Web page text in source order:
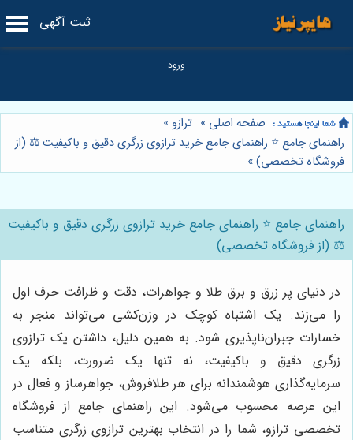
ثبت آگهی
صفحه اصلی » ترازو »
راهنمای جامع ⭐️ راهنمای جامع خرید ترازوی زرگری دقیق و باکیفیت ⚖️ (از
فروشگاه تخصصی)»
راهنمای جامع ⭐️ راهنمای جامع خرید ترازوی زرگری دقیق و باکیفیت
⚖️ (از فروشگاه تخصصی)
در دنیای پر زرق و برق طلا و جواهرات، دقت و ظرافت حرف اول
را می‌زند. یک اشتباه کوچک در وزن‌کشی می‌تواند منجر به
خسارات جبران‌ناپذیری شود. به همین دلیل، داشتن یک ترازوی
زرگری دقیق و باکیفیت، نه تنها یک ضرورت، بلکه یک
سرمایه‌گذاری هوشمندانه برای هر طلافروش، جواهرساز و فعال در
این عرصه محسوب می‌شود. این راهنمای جامع از فروشگاه
تخصصی ترازو، شما را در انتخاب بهترین ترازوی زرگری متناسب